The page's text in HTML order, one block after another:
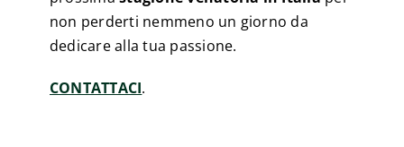
non perderti nemmeno un giorno da
dedicare alla tua passione.
CONTATTACI.